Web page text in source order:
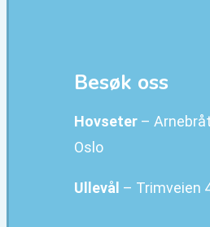
Besøk oss
Hovseter –
Oslo
Ullevål – Trimveien